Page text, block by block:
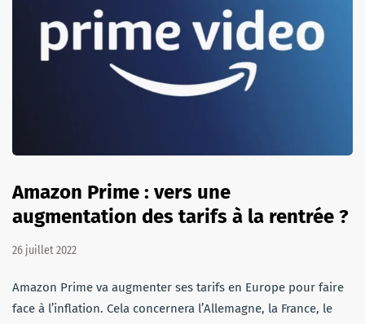
Amazon Prime : vers une
augmentation des tarifs à la rentrée ?
26 juillet 2022
Amazon Prime va augmenter ses tarifs en Europe pour faire
face à l’inflation. Cela concernera l’Allemagne, la France, le